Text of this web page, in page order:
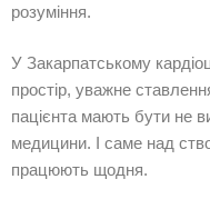
розуміння.
У Закарпатському
простір, уважне
пацієнта мають бути не
медицини. І саме над
працюють щодня.